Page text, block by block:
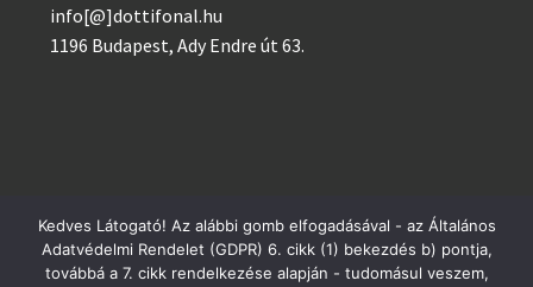
Postai csomagküldés szerdánként, GLS minden nap!
info[@]dottifonal.hu
1196 Budapest, Ady Endre út 63.
© 2014 - 2023 Kreatív Kaptár
Adatvédelem
Kedves Látogató! Az alábbi gomb elfogadásával - az Általános
Adatvédelmi Rendelet (GDPR) 6. cikk (1) bekezdés b) pontja,
továbbá a 7. cikk rendelkezése alapján - tudomásul veszem,